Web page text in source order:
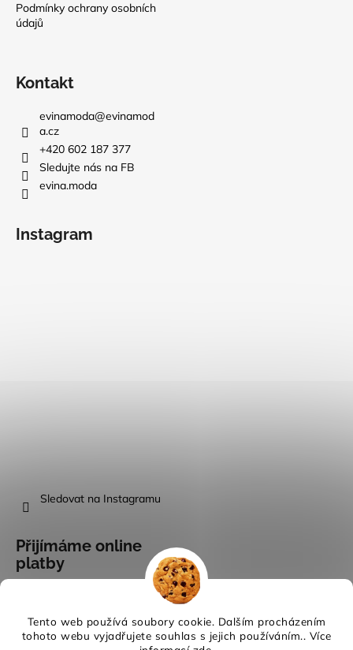
Tento web používá soubory cookie. Dalším procházením
tohoto webu vyjadřujete souhlas s jejich používáním.. Více
Podmínky ochrany osobních
údajů
Kontakt
evinamoda@evinamod
a.cz
+420 602 187 377
Sledujte nás na FB
evina.moda
Instagram
Sledovat na Instagramu
Přijímáme online
platby